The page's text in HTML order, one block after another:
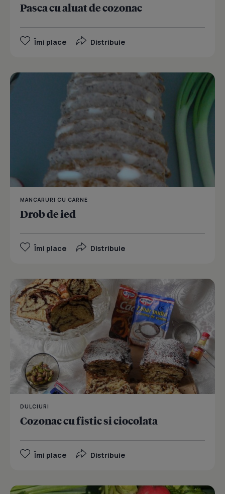
Pasca cu aluat de cozonac
Îmi place Distribuie
MANCARURI CU CARNE
Drob de ied
Îmi place Distribuie
DULCIURI
Cozonac cu fistic si ciocolata
Îmi place Distribuie